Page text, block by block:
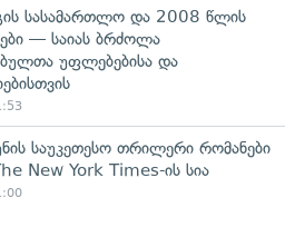
სასამართლო და 2008 წლის
— საიას ბრძოლა
უფლებებისა და
საუკეთესო თრილერი რომანები
New York Times-ის სია